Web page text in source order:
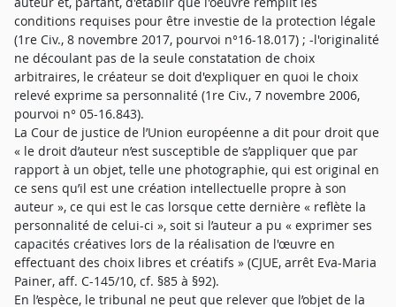
conditions requises pour être investie de la protection légale
(1re Civ., 8 novembre 2017, pourvoi n°16-18.017) ; -l'originalité
ne découlant pas de la seule constatation de choix
arbitraires, le créateur se doit d'expliquer en quoi le choix
relevé exprime sa personnalité (1re Civ., 7 novembre 2006,
pourvoi n° 05-16.843).
La Cour de justice de l’Union européenne a dit pour droit que
« le droit d’auteur n’est susceptible de s’appliquer que par
rapport à un objet, telle une photographie, qui est original en
ce sens qu’il est une création intellectuelle propre à son
auteur », ce qui est le cas lorsque cette dernière « reflète la
personnalité de celui-ci », soit si l’auteur a pu « exprimer ses
capacités créatives lors de la réalisation de l'œuvre en
effectuant des choix libres et créatifs » (CJUE, arrêt Eva-Maria
Painer, aff. C-145/10, cf. §85 à §92).
En l’espèce, le tribunal ne peut que relever que l’objet de la